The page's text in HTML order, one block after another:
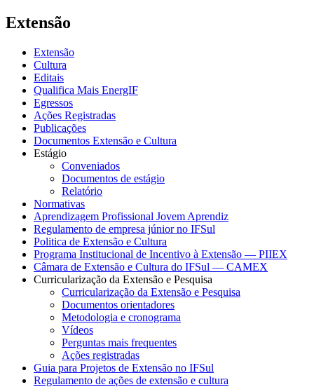
Extensão
Extensão
Cultura
Editais
Qualifica Mais EnergIF
Egressos
Ações Registradas
Publicações
Documentos Extensão e Cultura
Estágio
Conveniados
Documentos de estágio
Relatório
Normativas
Aprendizagem Profissional Jovem Aprendiz
Regulamento de empresa júnior no IFSul
Politica de Extensão e Cultura
Programa Institucional de Incentivo à Extensão — PIIEX
Câmara de Extensão e Cultura do IFSul — CAMEX
Curricularização da Extensão e Pesquisa
Curricularização da Extensão e Pesquisa
Documentos orientadores
Metodologia e cronograma
Vídeos
Perguntas mais frequentes
Ações registradas
Guia para Projetos de Extensão no IFSul
Regulamento de ações de extensão e cultura